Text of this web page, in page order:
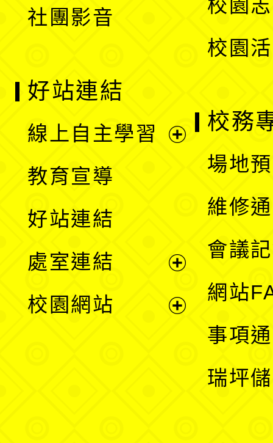
社團影音
校園
校園
好站連結
線上自主學習
單
教育宣導
好站連結
處室連結
校園網站
校務
場地
維修
會議
網站
事項
瑞坪